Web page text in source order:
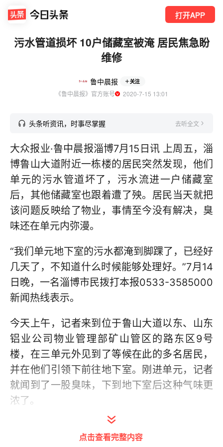
打开APP
污水管道损坏 10户储藏室被淹 居民焦急盼
维修
鲁中晨报 关注
《鲁中晨报》官方账号
  2020-7-15 13:01
头条听资讯，时事尽掌握 去听全文
大众报业·鲁中晨报淄博7月15日讯 上周五，淄
博鲁山大道附近一栋楼的居民突然发现，他们
单元的污水管道坏了，污水流进一户储藏室
后，其他储藏室也跟着遭了殃。居民当天就把
该问题反映给了物业，事情至今没有解决，臭
味还在单元内弥漫。
“‭我们单元地下室的污水都淹到脚踝了，已经好
几天了，不知道什么时候能够处理好。”7月14
日晚，一名淄博市民拨打本报0533-3585000
新闻热线表示。
今天上午，记者来到位于鲁山大道以东、山东
铝业公司物业管理部矿山管区的路东区9号
楼，在三单元外见到了等候在此的多名居民，
并在他们引领下前往地下室。刚进单元，记者
就闻到了一股臭味，下到地下室后这种气味更
浓了。
点击查看完整内容